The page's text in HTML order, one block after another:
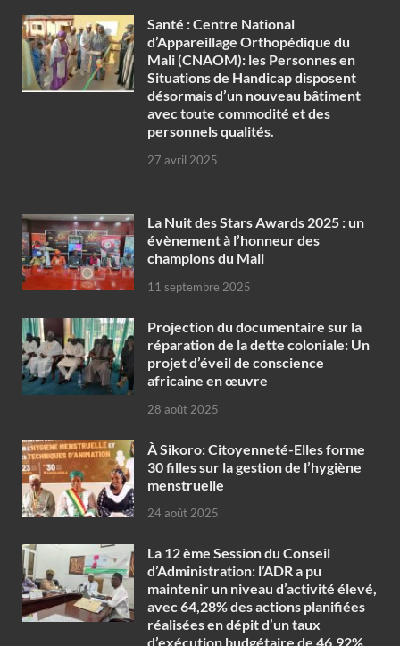
Santé : Centre National
d’Appareillage Orthopédique du
Mali (CNAOM): les Personnes en
Situations de Handicap disposent
désormais d’un nouveau bâtiment
avec toute commodité et des
personnels qualités.
27 avril 2025
‎La Nuit des Stars Awards 2025 : un
évènement à l’honneur des
champions du Mali
11 septembre 2025
Projection du documentaire sur la
réparation de la dette coloniale: Un
projet d’éveil de conscience
africaine en œuvre‎
28 août 2025
À Sikoro: Citoyenneté-Elles forme
30 filles sur la gestion de l’hygiène
menstruelle
24 août 2025
La 12 ème Session du Conseil
d’Administration: l’ADR a pu
maintenir un niveau d’activité élevé,
avec 64,28% des actions planifiées
réalisées en dépit d’un taux
d’exécution budgétaire de 46,92%